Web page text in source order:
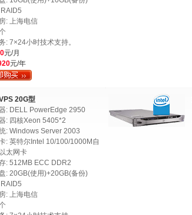
: 上海电信
: 7×24小时技术支持。
元/月
元/年
20G型
: DELL PowerEdge 2950
: 四核Xeon 5405*2
: Windows Server 2003
: 英特尔Intel 10/100/1000M自
太网卡
: 512MB ECC DDR2
: 20GB(使用)+20GB(备份)
: 上海电信